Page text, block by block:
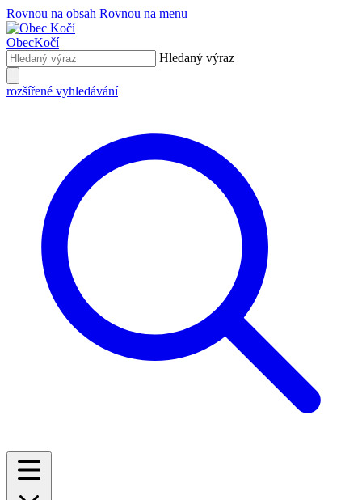
Rovnou na obsah Rovnou na menu
ObecKočí
Hledaný výraz
rozšířené vyhledávání